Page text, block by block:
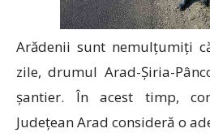
Arădenii sunt nemulțumiți
zile, drumul Arad-Șiria-
șantier. În acest timp,
Județean Arad consideră o